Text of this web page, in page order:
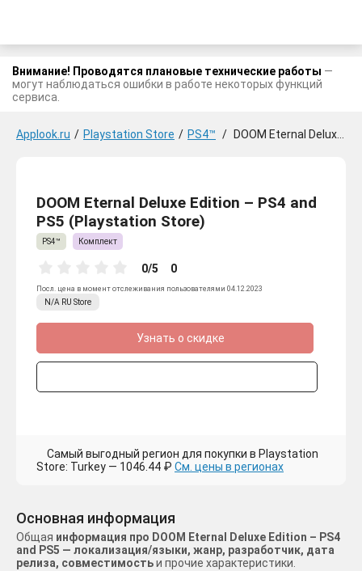
Внимание! Проводятся плановые технические работы —
могут наблюдаться ошибки в работе некоторых функций
сервиса.
Applook.ru / Playstation Store / PS4™ / DOOM Eternal Deluxe Edition - PS4 and PS5
DOOM Eternal Deluxe Edition – PS4 and
PS5 (Playstation Store)
PS4™ Комплект
0/5 0
Посл. цена в момент отслеживания пользователями 04.12.2023
N/A RU Store
Узнать о скидке
Самый выгодный регион для покупки в Playstation
Store: Turkey — 1046.44 ₽ См. цены в регионах
Основная информация
Общая информация про DOOM Eternal Deluxe Edition – PS4
and PS5 — локализация/языки, жанр, разработчик, дата
релиза, совместимостьи прочие характеристики.